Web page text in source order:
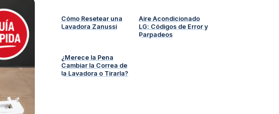
Cómo Resetear una
Lavadora Zanussi
Aire Acondicionado
LG: Códigos de Error y
Parpadeos
¿Merece la Pena
Cambiar la Correa de
la Lavadora o Tirarla?